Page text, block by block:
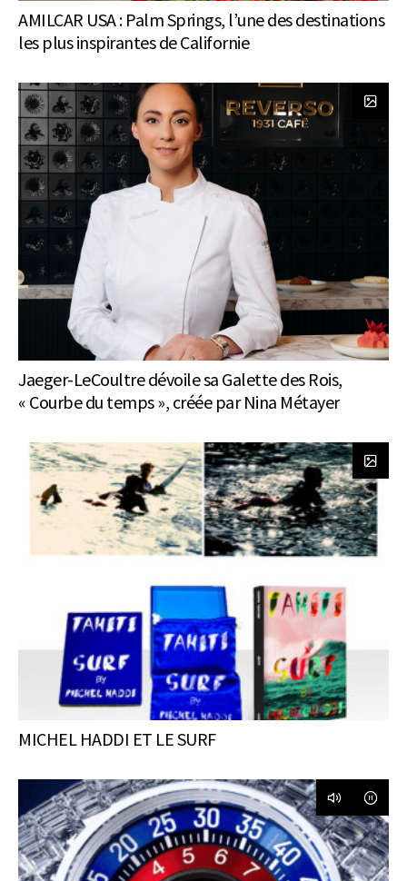
AMILCAR USA : Palm Springs, l’une des destinations
les plus inspirantes de Californie
Jaeger-LeCoultre dévoile sa Galette des Rois,
« Courbe du temps », créée par Nina Métayer
MICHEL HADDI ET LE SURF